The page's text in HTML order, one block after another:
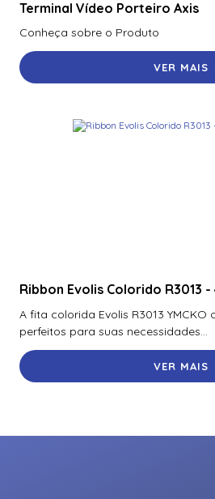
Terminal Vídeo Porteiro Axis
Conheça sobre o Produto
VER MAIS
Ribbon Evolis Colorido R3013
A fita colorida Evolis R3013 YMCKO
perfeitos para suas necessidades...
VER MAIS